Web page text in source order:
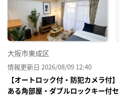
大阪市東成区
情報更新日 2026/08/09 12:40
【オートロック付・防犯カメラ付
ある角部屋・ダブルロックキー付